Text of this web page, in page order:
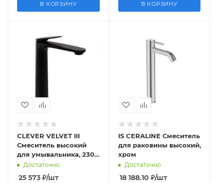
В КОРЗИНУ В КОРЗИНУ
CLEVER VELVET III
Смеситель высокий
для умывальника, 230
мм, матовый черный
Достаточно
25 573 ₽/шт
IS CERALINE Смеситель
для раковины высокий,
хром
Достаточно
18 188.10 ₽/шт